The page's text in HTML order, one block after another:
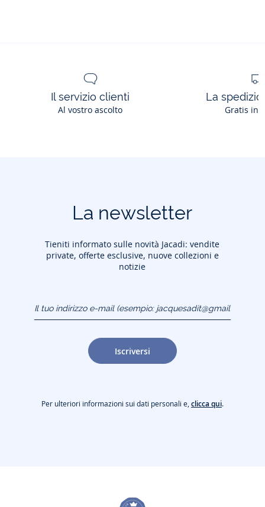
Il servizio clienti
Al vostro ascolto
La
Gratis in
La newsletter
Tieniti informato sulle novità Jacadi: vendite
private, offerte esclusive, nuove collezioni e
notizie
(esempio:
jacquesadit@gmail.com)
Iscriversi
Per ulteriori informazioni sui dati personali e,clicca qui.